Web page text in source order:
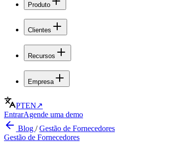
Produto
Clientes
Recursos
Empresa
PTEN↗
EntrarAgende uma demo
Blog /Gestão de Fornecedores
Gestão de Fornecedores